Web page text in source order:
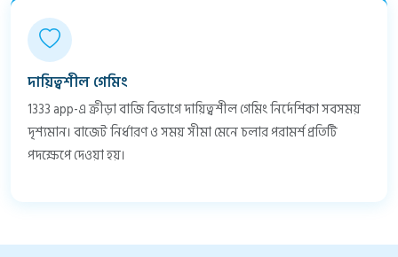
দায়িত্বশীল গেমিং
1333 app-এ ক্রীড়া বাজি বিভাগে দায়িত্বশীল গেমিং নির্দেশিকা সবসময়
দৃশ্যমান। বাজেট নির্ধারণ ও সময় সীমা মেনে চলার পরামর্শ প্রতিটি
পদক্ষেপে দেওয়া হয়।